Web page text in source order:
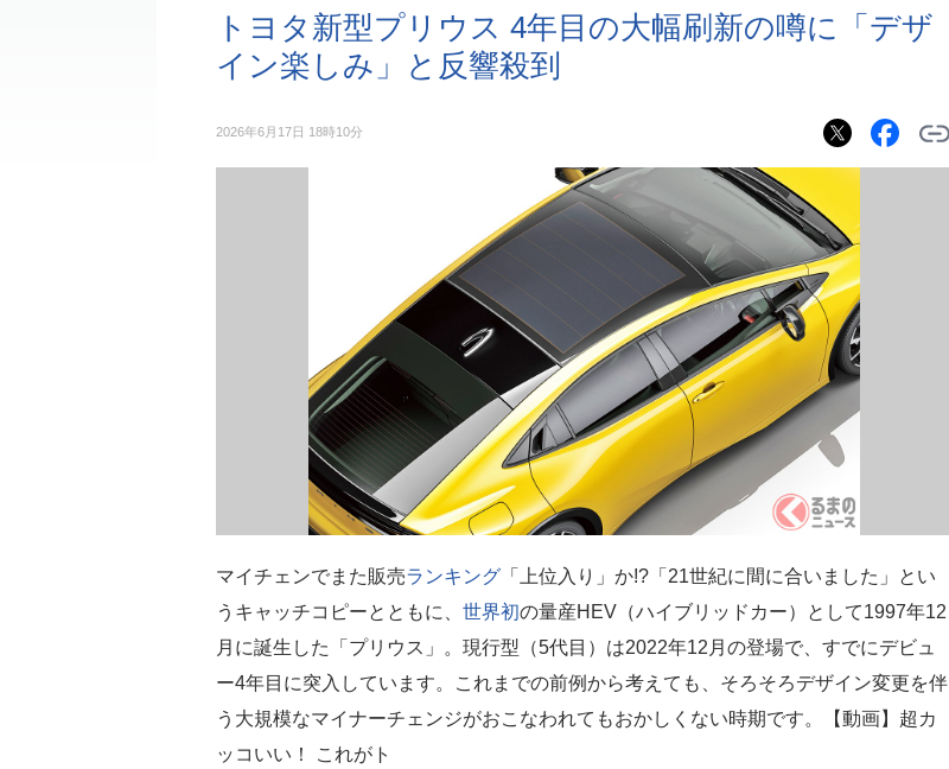
トヨタ新型プリウス 4年目の大幅刷新の噂に「デザ
イン楽しみ」と反響殺到
2026年6月17日 18時10分
マイチェンでまた販売ランキング 「上位入り」か!?「21世紀に間に合いました」とい
うキャッチコピーとともに、 世界初の量産HEV（ハイブリッドカー）として1997年12
月に誕生した「プリウス」。現行型（5代目）は2022年12月の登場で、すでにデビュ
ー4年目に突入しています。これまでの前例から考えても、そろそろデザイン変更を伴
う大規模なマイナーチェンジがおこなわれてもおかしくない時期です。【動画】超カ
ッコいい！ これがト